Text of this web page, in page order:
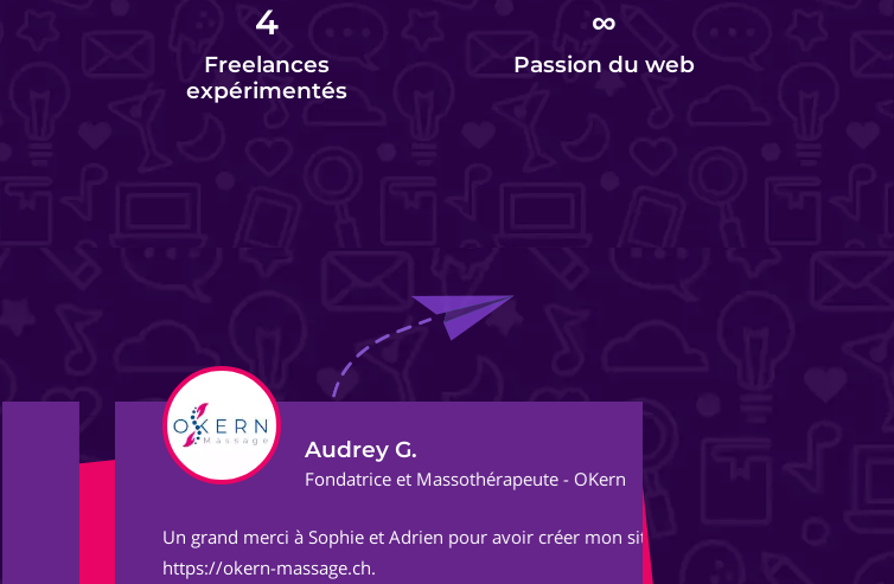
4
Freelances
expérimentés
∞
Passion du web
Audrey G.
Fondatrice et Massothérapeute - OKern
Un grand merci à Sophie et Adrien pour avoir créer mon site
https://okern-massage.ch.